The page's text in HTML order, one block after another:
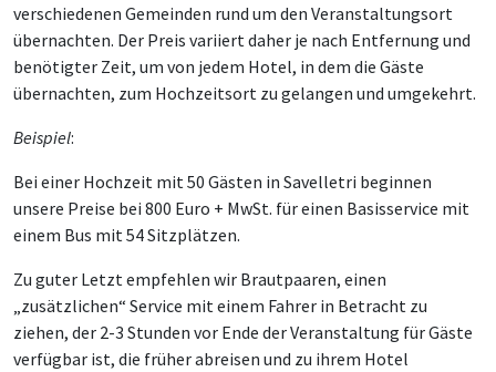
verschiedenen Gemeinden rund um den Veranstaltungsort
übernachten. Der Preis variiert daher je nach Entfernung und
benötigter Zeit, um von jedem Hotel, in dem die Gäste
übernachten, zum Hochzeitsort zu gelangen und umgekehrt.
Beispiel:
Bei einer Hochzeit mit 50 Gästen in Savelletri beginnen
unsere Preise bei 800 Euro + MwSt. für einen Basisservice mit
einem Bus mit 54 Sitzplätzen.
Zu guter Letzt empfehlen wir Brautpaaren, einen
„zusätzlichen“ Service mit einem Fahrer in Betracht zu
ziehen, der 2-3 Stunden vor Ende der Veranstaltung für Gäste
verfügbar ist, die früher abreisen und zu ihrem Hotel